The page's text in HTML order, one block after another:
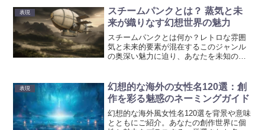
ちゃんの命名、キャラクター創作などに
ぴったりの名前を探している方に最適な
リソースです。
表現
スチームパンクとは？ 蒸気と未
来が織りなす幻想世界の魅力
スチームパンクとは何か？レトロな雰囲
気と未来的要素が混在するこのジャンル
の奥深い魅力に迫り、あなたを未知の冒
表現
幻想的な海外の女性名120選：創
作を彩る魅惑のネーミングガイド
幻想的な海外風女性名120選を背景や意味
とともにご紹介。あなたの創作世界に個